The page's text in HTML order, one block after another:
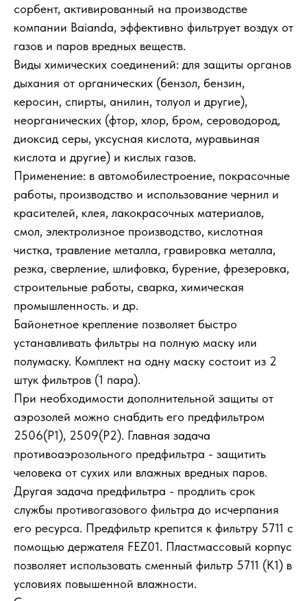
сорбент, активированный на производстве
компании Baianda, эффективно фильтрует воздух от
газов и паров вредных веществ.
Виды химических соединений: для защиты органов
дыхания от органических (бензол, бензин,
керосин, спирты, анилин, толуол и другие),
неорганических (фтор, хлор, бром, сероводород,
диоксид серы, уксусная кислота, муравьиная
кислота и другие) и кислых газов.
Применение: в автомобилестроение, покрасочные
работы, производство и использование чернил и
красителей, клея, лакокрасочных материалов,
смол, электролизное производство, кислотная
чистка, травление металла, гравировка металла,
резка, сверление, шлифовка, бурение, фрезеровка,
строительные работы, сварка, химическая
промышленность. и др.
Байонетное крепление позволяет быстро
устанавливать фильтры на полную маску или
полумаску. Комплект на одну маску состоит из 2
штук фильтров (1 пара).
При необходимости дополнительной защиты от
аэрозолей можно снабдить его предфильтром
2506(Р1), 2509(P2). Главная задача
противоаэрозольного предфильтра - защитить
человека от сухих или влажных вредных паров.
Другая задача предфильтра - продлить срок
службы противогазового фильтра до исчерпания
его ресурса. Предфильтр крепится к фильтру 5711 с
помощью держателя FEZ01. Пластмассовый корпус
позволяет использовать сменный фильтр 5711 (К1) в
условиях повышенной влажности.